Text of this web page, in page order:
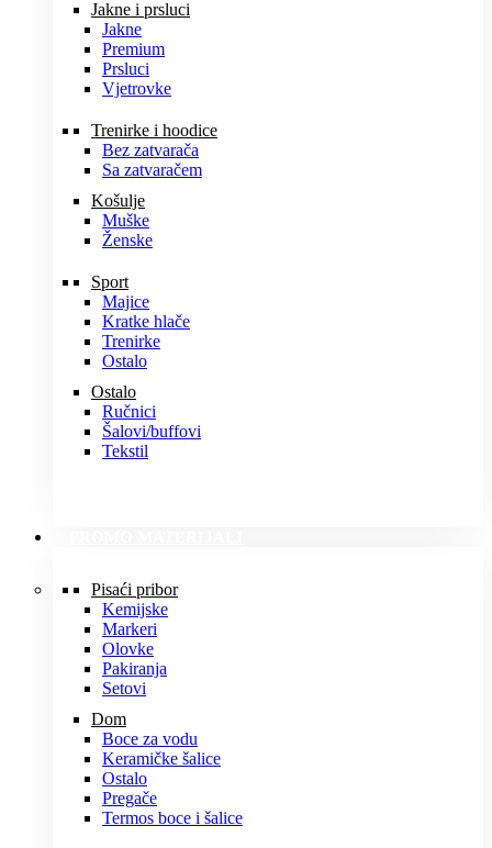
Jakne i prsluci
Jakne
Premium
Prsluci
Vjetrovke
Trenirke i hoodice
Bez zatvarača
Sa zatvaračem
Košulje
Muške
Ženske
Sport
Majice
Kratke hlače
Trenirke
Ostalo
Ostalo
Ručnici
Šalovi/buffovi
Tekstil
Pisaći pribor
Kemijske
Markeri
Olovke
Pakiranja
Setovi
Dom
Boce za vodu
Keramičke šalice
Ostalo
Pregače
Termos boce i šalice